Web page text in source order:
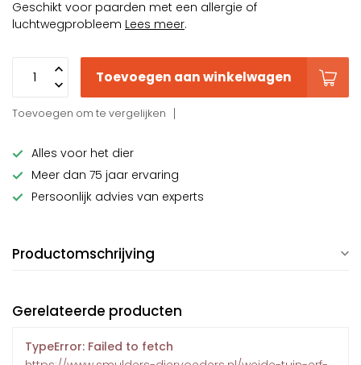
Geschikt voor paarden met een allergie of
luchtwegprobleem Lees meer.
Toevoegen aan winkelwagen
Toevoegen om te vergelijken
Alles voor het dier
Meer dan 75 jaar ervaring
Persoonlijk advies van experts
Productomschrijving
Gerelateerde producten
TypeError: Failed to fetch